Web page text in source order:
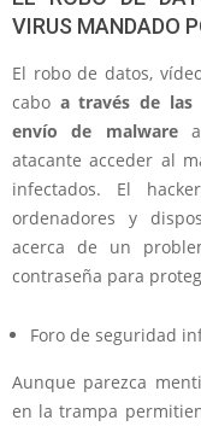
VIRUS MANDADO
El robo de datos,
cabo a través de las
envío de malwarea
atacante acceder al
infectados. El
ordenadores y
acerca de un
contraseña para
Foro de seguridad
Aunque parezca
en la trampa